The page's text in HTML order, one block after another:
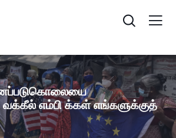
வக்கீல் எம்பி க்கள் எங்களுக்குத்